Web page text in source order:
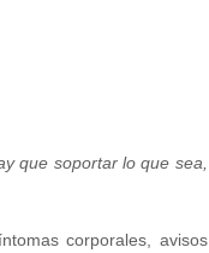
que soportar lo que sea,
corporales, avisos